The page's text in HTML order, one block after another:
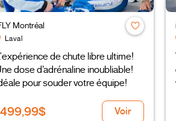
Montréal
Laval
de chute libre ultime!
dose d’adrénaline inoubliable!
pour souder votre équipe!
499,99$ Voir